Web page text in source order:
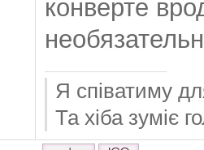
конверте
Я співатиму
Та хіба зуміє